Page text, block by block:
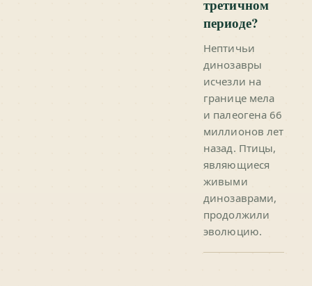
третичном
периоде?
Нептичьи
динозавры
исчезли на
границе мела
и палеогена 66
миллионов лет
назад. Птицы,
являющиеся
живыми
динозаврами,
продолжили
эволюцию.